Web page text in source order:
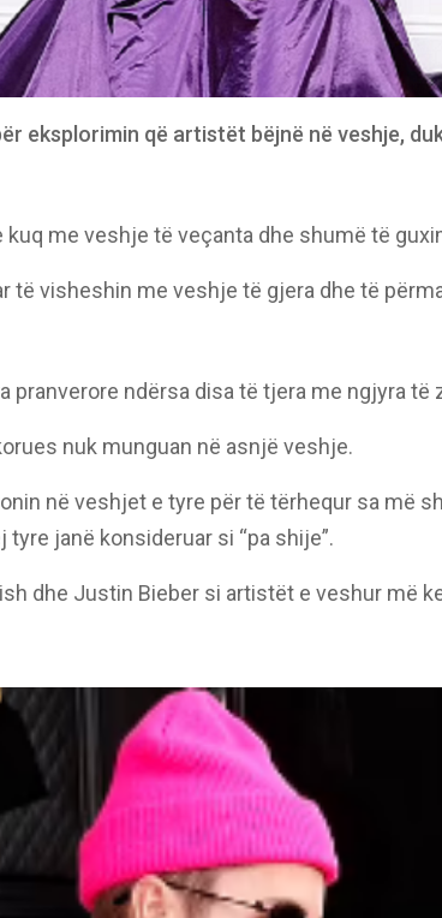
eksplorimin që artistët bëjnë në veshje,
kuq me veshje të veçanta dhe shumë të
të visheshin me veshje të gjera dhe të
pranverore ndërsa disa të tjera me ngjyra të
nuk munguan në asnjë veshje.
në veshjet e tyre për të tërhequr sa më
janë konsideruar si “pa shije”.
dhe Justin Bieber si artistët e veshur më